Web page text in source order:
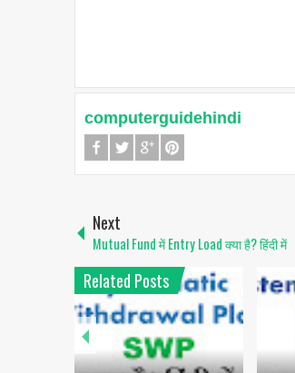
computerguidehindi
Next
Mutual Fund में Entry Load क्या है? हिंदी में
Related Posts